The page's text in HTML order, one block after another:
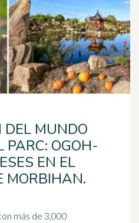
MUNDO
PARC: OGOH-
EN EL
MORBIHAN.
más de 3,000